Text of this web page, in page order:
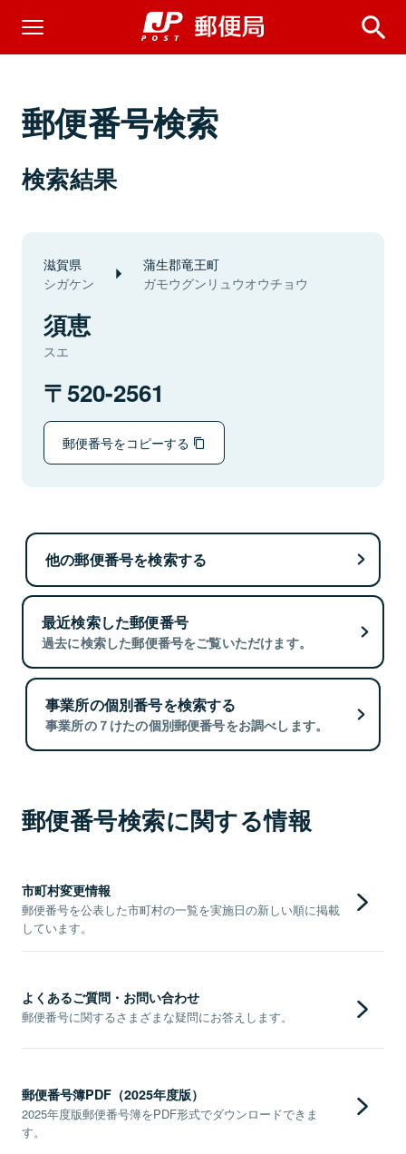
郵便番号検索
検索結果
滋賀県
シガケン
蒲生郡竜王町
ガモウグンリュウオウチョウ
須恵
スエ
520-2561
郵便番号をコピーする
他の郵便番号を検索する
最近検索した郵便番号
過去に検索した郵便番号をご覧いただけます。
事業所の個別番号を検索する
事業所の７けたの個別郵便番号をお調べします。
郵便番号検索に関する情報
市町村変更情報
郵便番号を公表した市町村の一覧を実施日の新しい順に掲載
しています。
よくあるご質問・お問い合わせ
郵便番号に関するさまざまな疑問にお答えします。
郵便番号簿PDF（2025年度版）
2025年度版郵便番号簿をPDF形式でダウンロードできま
す。